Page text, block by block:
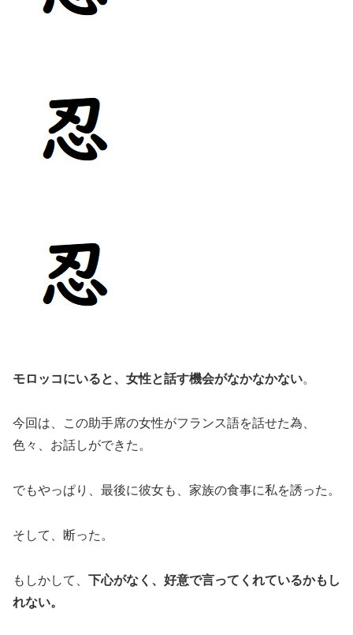
モロッコにいると、女性と話す機会がなかなかない。
今回は、この助手席の女性がフランス語を話せた為、
色々、お話しができた。
でもやっぱり、最後に彼女も、家族の食事に私を誘った。
そして、断った。
もしかして、 下心がなく、好意で言ってくれているかもし
れない。